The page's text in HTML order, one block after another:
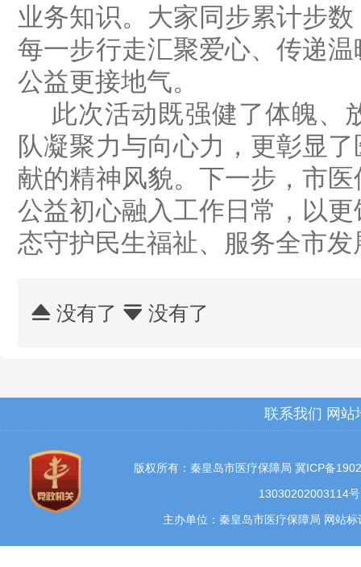
业务知识。大家同步累计步
每一步行走汇聚爱心、传递
公益更接地气。
此次活动既强健了体魄、
队凝聚力与向心力，更彰显
献的精神风貌。下一步，市
公益初心融入工作日常，以
态守护民生福祉、服务全市发
 没有了  没有了
联系我们 网站
版权所有：秦皇岛市医疗保障局 冀ICP备
13030202003114号
主办单位：秦皇岛市医疗保障局 网站